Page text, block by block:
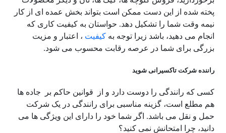
پخته شده از این دست ممکن است بتواند بخش عمده ای از کار
نیمه وقت شما را تشکیل دهد. حواستان به کیفیت کاری که
انجام می دهید، باشد زیرا توجه به کیفیت ، اعتبار و مزیت
بزرگی برای شما در عرصه رقابت محسوب می شود.
راننده شرکت تاکسیرانی شوید
کسی که رانندگی را دوست دارد و از قوانین حاکم بر جاده ها
هم مطلع است، گزینه مناسبی برای رانندگی در یک شرکت
حمل و نقل می باشد. اگر شما خود را دارای این ویژگی ها می
دانید، چرا امتحانش نمی کنید؟